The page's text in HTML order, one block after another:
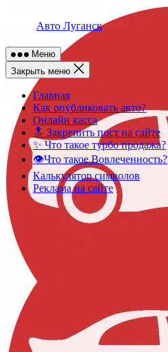
Авто Луганск
Меню
Закрыть меню
Главная
Как опубликовать авто?
Онлайн касса
🔝 Закрепить пост на сайте
✨ Что такое турбо продажа?
👁️Что такое Вовлеченность?
Калькулятор символов
Реклама на сайте